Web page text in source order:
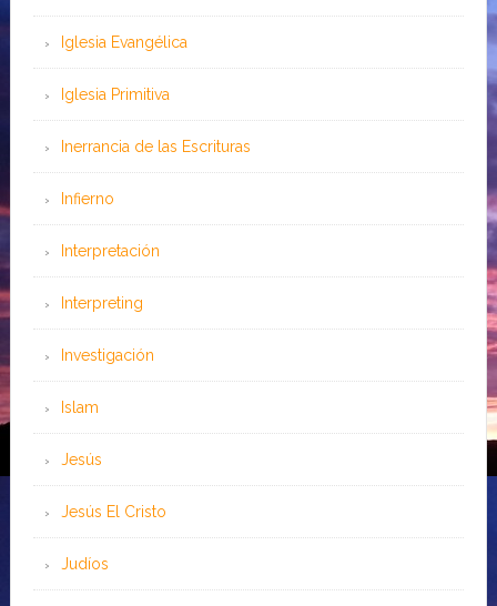
Iglesia Evangélica
Iglesia Primitiva
Inerrancia de las Escrituras
Infierno
Interpretación
Interpreting
Investigación
Islam
Jesús
Jesús El Cristo
Judíos